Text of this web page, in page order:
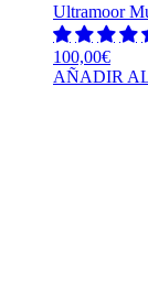
Ultramoor
100,00€
AÑADIR